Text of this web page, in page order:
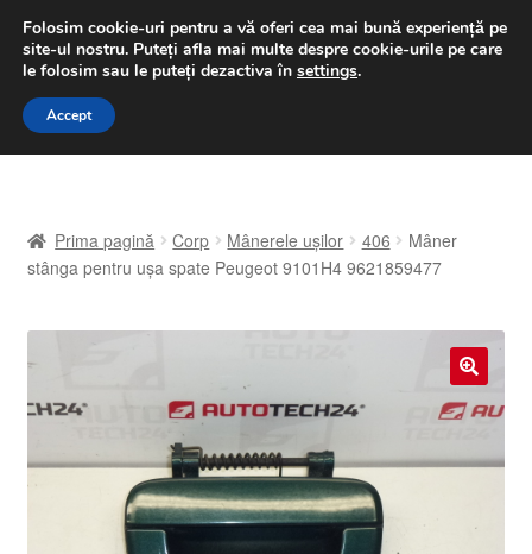
LIVRARE de la 33 lei
luni-vineri 9 a.m. - 4 p.m.031 229 6816
Sari
Sari
A lua legatura
Despre noi
Finalizare comandă
Prima pagină Corp Mânerele ușilor 406
Mâner
stânga pentru ușa spate Peugeot 9101H4 9621859477
🔍
Folosim cookie-uri pentru a vă oferi cea mai bună experiență pe
site-ul nostru. Puteți afla mai multe despre cookie-urile pe care
le folosim sau le puteți dezactiva în settings.
Accept